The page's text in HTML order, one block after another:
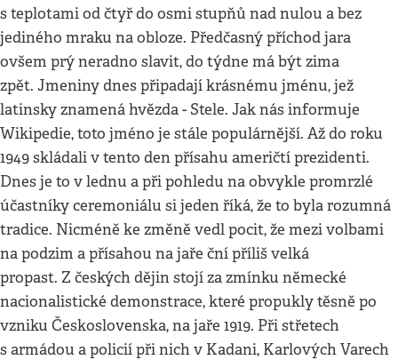
s teplotami od čtyř do osmi stupňů nad nulou a bez
jediného mraku na obloze. Předčasný příchod jara
ovšem prý neradno slavit, do týdne má být zima
zpět. Jmeniny dnes připadají krásnému jménu, jež
latinsky znamená hvězda - Stele. Jak nás informuje
Wikipedie, toto jméno je stále populárnější. Až do roku
1949 skládali v tento den přísahu američtí prezidenti.
Dnes je to v lednu a při pohledu na obvykle promrzlé
účastníky ceremoniálu si jeden říká, že to byla rozumná
tradice. Nicméně ke změně vedl pocit, že mezi volbami
na podzim a přísahou na jaře ční příliš velká
propast. Z českých dějin stojí za zmínku německé
nacionalistické demonstrace, které propukly těsně po
vzniku Československa, na jaře 1919. Při střetech
s armádou a policií při nich v Kadani, Karlových Varech